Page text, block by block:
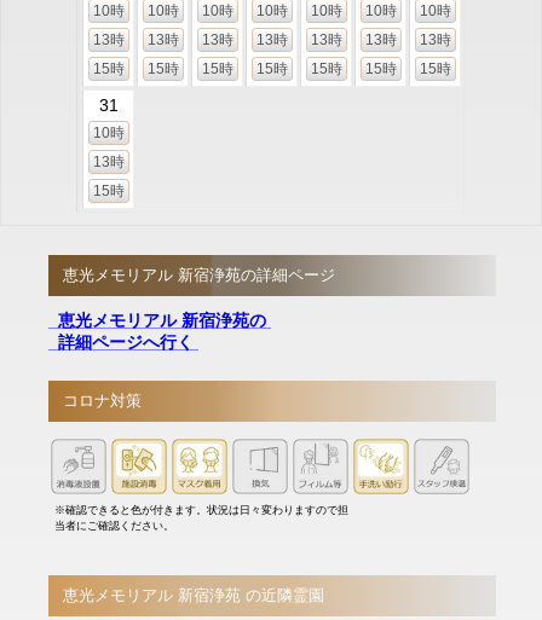
10時
13時
15時
10時
13時
15時
10時
13時
15時
10時
13時
15時
10時
13時
15時
10時
13時
15時
10時
13時
15時
31
10時
13時
15時
恵光メモリアル 新宿浄苑の詳細ページ
恵光メモリアル 新宿浄苑の
詳細ページへ行く
コロナ対策
※確認できると色が付きます。状況は日々変わりますので担
当者にご確認ください。
恵光メモリアル 新宿浄苑 の近隣霊園